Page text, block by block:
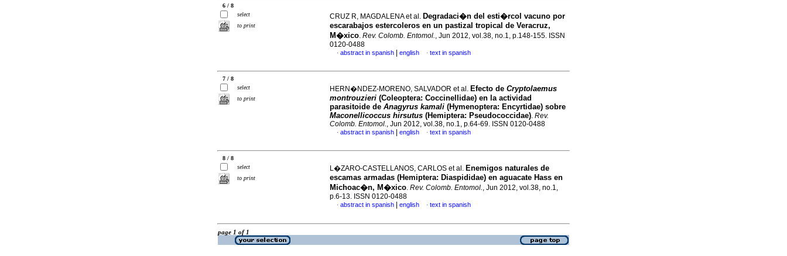
6 / 8
select
to print
CRUZ R, MAGDALENA et al. Degradaci�n del esti�rcol vacuno por
escarabajos estercoleros en un pastizal tropical de Veracruz,
M�xico. Rev. Colomb. Entomol., Jun 2012, vol.38, no.1, p.148-155. ISSN
0120-0488
· abstract in spanish english · text in spanish
7 / 8
select
to print
HERN�NDEZ-MORENO, SALVADOR et al. Efecto de Cryptolaemus
montrouzieri (Coleoptera: Coccinellidae) en la actividad
parasitoide de Anagyrus kamali (Hymenoptera: Encyrtidae) sobre
Maconellicoccus hirsutus (Hemiptera: Pseudococcidae). Rev.
Colomb. Entomol., Jun 2012, vol.38, no.1, p.64-69. ISSN 0120-0488
· abstract in spanish english · text in spanish
8 / 8
select
to print
L�ZARO-CASTELLANOS, CARLOS et al. Enemigos naturales de
escamas armadas (Hemiptera: Diaspididae) en aguacate Hass en
Michoac�n, M�xico. Rev. Colomb. Entomol., Jun 2012, vol.38, no.1,
p.6-13. ISSN 0120-0488
· abstract in spanish english · text in spanish
page 1 of 1